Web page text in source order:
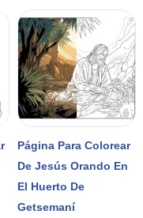
Página Para Colorear
De Jesús Orando En
El Huerto De
Getsemaní